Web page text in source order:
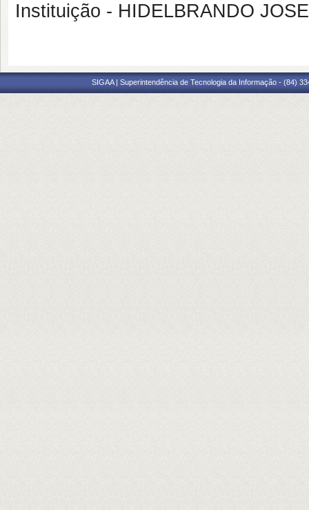
Instituição - HIDELBRANDO
SIGAA | Superintendência de Tecnologia da Informação - (84)